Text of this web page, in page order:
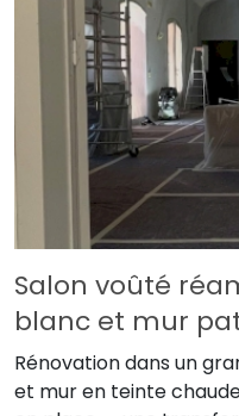
Salon voûté
blanc et mur
Rénovation dans un
et mur en teinte